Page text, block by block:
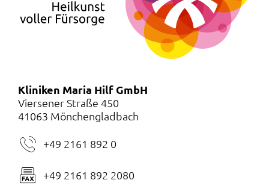
Kliniken Maria Hilf GmbH
Viersener Straße 450
41063 Mönchengladbach
+49 2161 892 0
+49 2161 892 2080